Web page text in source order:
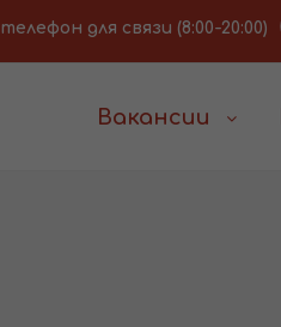
телефон для связи (8:00-20:00)
Вакансии